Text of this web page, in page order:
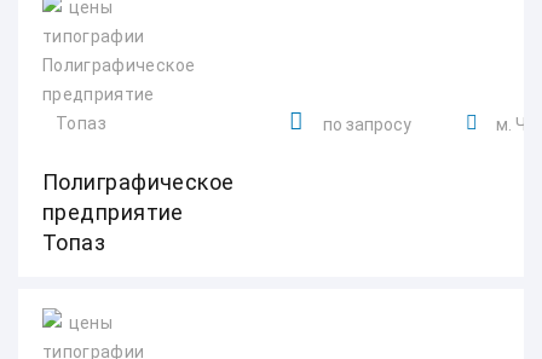
Полиграфическое
предприятие
Топаз
по запросу м.